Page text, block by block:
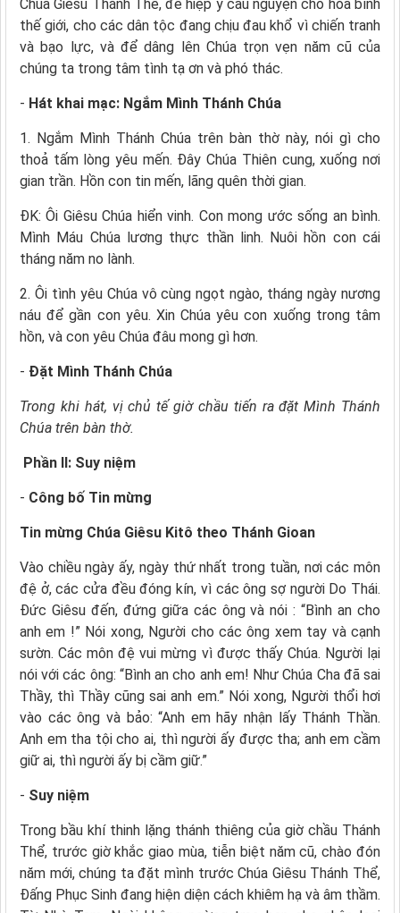
Chúa Giêsu Thánh Thể, để hiệp ý cầu nguyện cho hòa bình
thế giới, cho các dân tộc đang chịu đau khổ vì chiến tranh
và bạo lực, và để dâng lên Chúa trọn vẹn năm cũ của
chúng ta trong tâm tình tạ ơn và phó thác.
- Hát khai mạc: Ngắm Mình Thánh Chúa
1. Ngắm Mình Thánh Chúa trên bàn thờ này, nói gì cho
thoả tấm lòng yêu mến. Đây Chúa Thiên cung, xuống nơi
gian trần. Hồn con tin mến, lãng quên thời gian.
ĐK: Ôi Giêsu Chúa hiển vinh. Con mong ước sống an bình.
Mình Máu Chúa lương thực thần linh. Nuôi hồn con cái
tháng năm no lành.
2. Ôi tình yêu Chúa vô cùng ngọt ngào, tháng ngày nương
náu để gần con yêu. Xin Chúa yêu con xuống trong tâm
hồn, và con yêu Chúa đâu mong gì hơn.
- Đặt Mình Thánh Chúa
Trong khi hát, vị chủ tế giờ chầu tiến ra đặt Mình Thánh
Chúa trên bàn thờ.
Phần II: Suy niệm
- Công bố Tin mừng
Tin mừng Chúa Giêsu Kitô theo Thánh Gioan
Vào chiều ngày ấy, ngày thứ nhất trong tuần, nơi các môn
đệ ở, các cửa đều đóng kín, vì các ông sợ người Do Thái.
Đức Giêsu đến, đứng giữa các ông và nói : “Bình an cho
anh em !” Nói xong, Người cho các ông xem tay và cạnh
sườn. Các môn đệ vui mừng vì được thấy Chúa. Người lại
nói với các ông: “Bình an cho anh em! Như Chúa Cha đã sai
Thầy, thì Thầy cũng sai anh em.” Nói xong, Người thổi hơi
vào các ông và bảo: “Anh em hãy nhận lấy Thánh Thần.
Anh em tha tội cho ai, thì người ấy được tha; anh em cầm
giữ ai, thì người ấy bị cầm giữ.”
- Suy niệm
Trong bầu khí thinh lặng thánh thiêng của giờ chầu Thánh
Thể, trước giờ khắc giao mùa, tiễn biệt năm cũ, chào đón
năm mới, chúng ta đặt mình trước Chúa Giêsu Thánh Thể,
Đấng Phục Sinh đang hiện diện cách khiêm hạ và âm thầm.